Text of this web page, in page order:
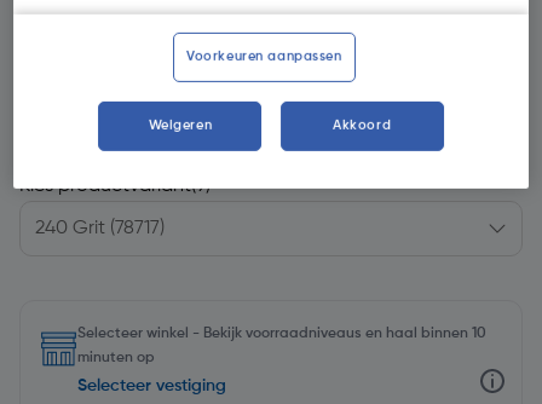
€ 41,26| Excl. btw € 34,10
Kies productvariant(9)
Selecteer winkel - Bekijk voorraadniveaus en haal binnen 10
minuten op
Selecteer vestiging
Voorkeuren aanpassen
Weigeren Akkoord